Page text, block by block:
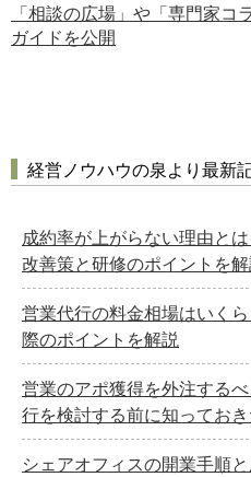
「相談の広場」や「専門家コ
ガイドを公開
経営ノウハウの泉より最新
成約率が上がらない理由と
改善策と研修のポイントを
営業代行の料金相場はいく
際のポイントを解説
営業のアポ獲得を外注する
行を検討する前に知ってお
シェアオフィスの開業手順